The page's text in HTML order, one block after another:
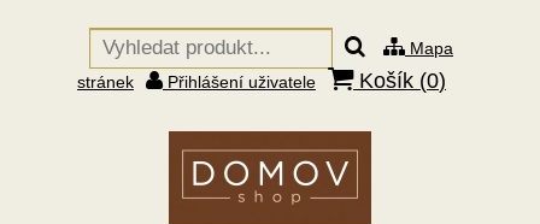
Mapa
stránek
Přihlášení uživatele Košík (0)